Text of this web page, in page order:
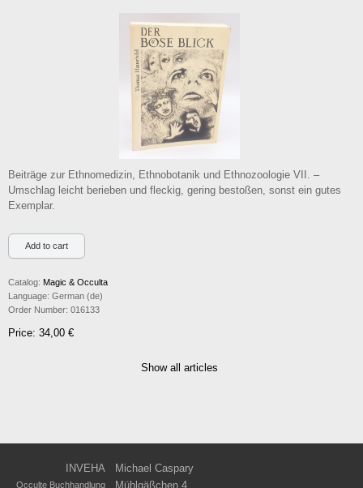
Beiträge zur Ethnomedizin, Ethnobotanik und Ethnozoologie VII. –
Umschlag leicht berieben und fleckig, gering bestoßen, sonst ein gutes
Exemplar.
Catalog: Magic & Occulta
Language: German (de)
Order Number: 016133
Price: 34,00 €
Show all articles
INVEHA Michael Caspary
Occulte Buchhandlung Mühlgäßchen 4